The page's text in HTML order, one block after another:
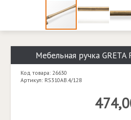
Мебельная ручка GRETA
Код товара: 26630
Артикул: RS310AB.4/128